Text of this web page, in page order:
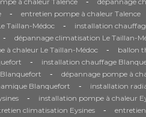
- entretien pompe à chaleur Talence
Taillan-Médoc - installation
- dépannage climatisation Le Taillan-
à chaleur Le Taillan-Médoc - ballon
- installation chauffage
- dépannage pompe à
Blanquefort - installation
- installation pompe à chaleur
climatisation Eysines -